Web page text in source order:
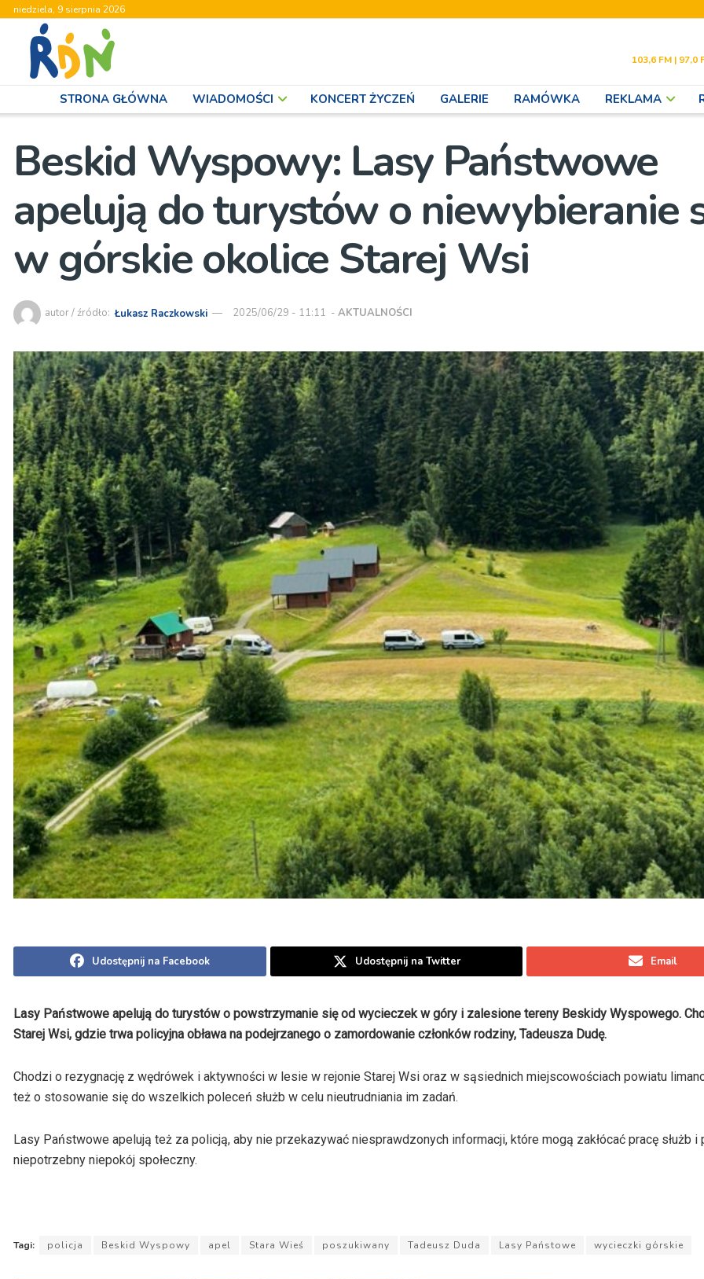
niedziela, 9 sierpnia 2026
103,6 FM | 97,0
STRONA GŁÓWNA WIADOMOŚCI KONCERT ŻYCZEŃ GALERIE RAMÓWKA REKLAMA
Beskid Wyspowy: Lasy Państwowe
apelują do turystów o niewybieranie
w górskie okolice Starej Wsi
autor / źródło: Łukasz Raczkowski 2025/06/29 - 11:11 - AKTUALNOŚCI
Udostępnij na Facebook Udostępnij na Twitter Email
Lasy Państwowe apelują do turystów o powstrzymanie się od wycieczek w góry i zalesione tereny Beskidy Wyspowego.
Starej Wsi, gdzie trwa policyjna obława na podejrzanego o zamordowanie członków rodziny, Tadeusza Dudę.
Chodzi o rezygnację z wędrówek i aktywności w lesie w rejonie Starej Wsi oraz w sąsiednich miejscowościach powiatu
też o stosowanie się do wszelkich poleceń służb w celu nieutrudniania im zadań.
Lasy Państwowe apelują też za policją, aby nie przekazywać niesprawdzonych informacji, które mogą zakłócać pracę służb i
niepotrzebny niepokój społeczny.
Tagi: policja Beskid Wyspowy apel Stara Wieś poszukiwany Tadeusz Duda Lasy Państowe wycieczki górskie